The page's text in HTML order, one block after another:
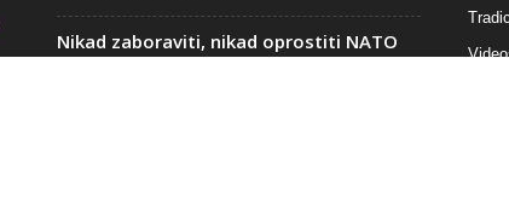
Nikad zaboraviti, nikad oprostiti NATO
bombardovanje: Milica bi danas studirala